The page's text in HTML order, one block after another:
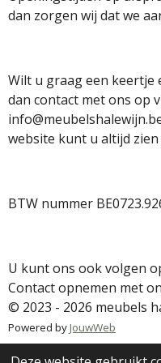
dan zorgen wij dat we
Wilt u graag een keertje
dan contact met ons op
website kunt u altijd
BTW nummer
U kunt ons ook volgen
Contact opnemen met
© 2023 - 2026 meubels
Powered byJouwWeb